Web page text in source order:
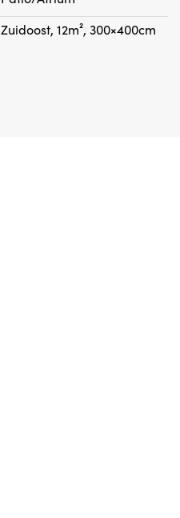
Zuidoost, 12m², 300×400cm